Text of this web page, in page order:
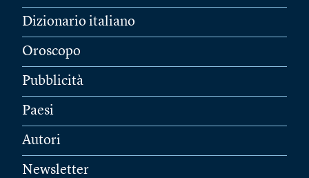
Dizionario italiano
Oroscopo
Pubblicità
Paesi
Autori
Newsletter